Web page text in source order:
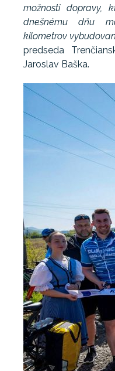
možnosti dopravy,
dnešnému dňu
kilometrov
predseda
Jaroslav Baška.